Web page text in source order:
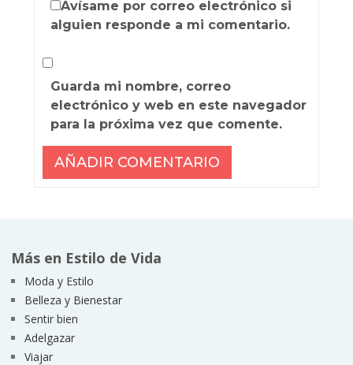
Avísame por correo electrónico si
alguien responde a mi comentario.
Guarda mi nombre, correo
electrónico y web en este navegador
para la próxima vez que comente.
Más en Estilo de Vida
Moda y Estilo
Belleza y Bienestar
Sentir bien
Adelgazar
Viajar